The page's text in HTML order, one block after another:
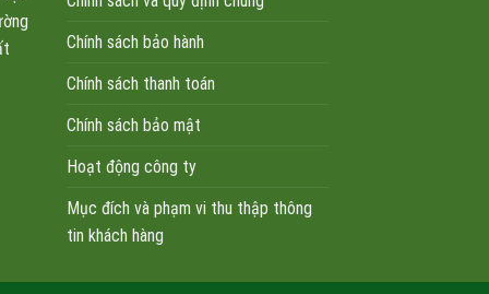
Chính sách bảo hành
Chính sách thanh toán
Chính sách bảo mật
Hoạt động công ty
Mục đích và phạm vi thu thập thông
tin khách hàng